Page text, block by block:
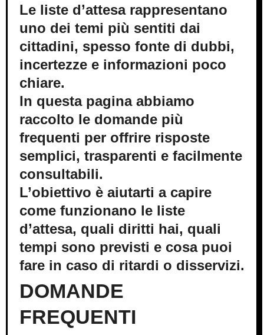
Le liste d’attesa rappresentano
uno dei temi più sentiti dai
cittadini, spesso fonte di dubbi,
incertezze e informazioni poco
chiare.
In questa pagina abbiamo
raccolto le domande più frequenti
per offrire risposte semplici,
trasparenti e facilmente
consultabili.
L’obiettivo è aiutarti a capire
come funzionano le liste d’attesa,
quali diritti hai, quali tempi sono
previsti e cosa puoi fare in caso di
ritardi o disservizi.
DOMANDE FREQUENTI
-Quanti sportelli salute esistono in Liguria?